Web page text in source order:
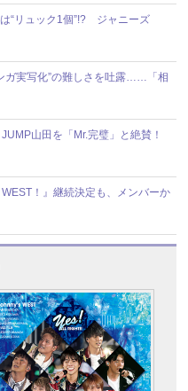
“リュック1個”!? ジャニーズ
ガ実写化”の難しさを吐露……「相
山田を「Mr.完璧」と絶賛！
！』継続決定も、メンバーか